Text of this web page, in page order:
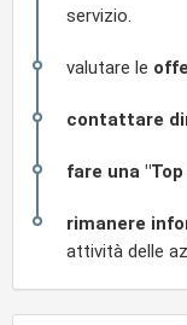
servizio.
valutare le
contattare
fare una
rimanere
attività delle